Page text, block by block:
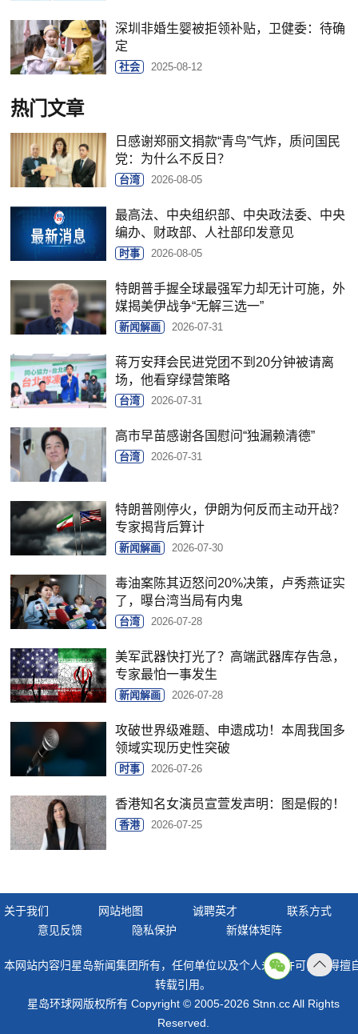
深圳非婚生婴被拒领补贴，卫健委：待确
定
社会 2025-08-12
热门文章
日感谢郑丽文捐款“青鸟”气炸，质问国民
党：为什么不反日？
台湾 2026-08-05
最高法、中央组织部、中央政法委、中央
编办、财政部、人社部印发意见
时事 2026-08-05
特朗普手握全球最强军力却无计可施，外
媒揭美伊战争“无解三选一”
新闻解画 2026-07-31
蒋万安拜会民进党团不到20分钟被请离
场，他看穿绿营策略
台湾 2026-07-31
高市早苗感谢各国慰问“独漏赖清德”
台湾 2026-07-31
特朗普刚停火，伊朗为何反而主动开战？
专家揭背后算计
新闻解画 2026-07-30
毒油案陈其迈怒问20%决策，卢秀燕证实
了，曝台湾当局有内鬼
台湾 2026-07-28
美军武器快打光了？高端武器库存告急，
专家最怕一事发生
新闻解画 2026-07-28
攻破世界级难题、申遗成功！本周我国多
领域实现历史性突破
时事 2026-07-26
香港知名女演员宣萱发声明：图是假的！
香港 2026-07-25
关于我们 网站地图 诚聘英才
联系方式
意见反馈
隐私保护 新媒体矩阵
本网站内容归星岛新闻集团所有，任何单位以及个人未经许可，不得擅
转载引用。
星岛环球网版权所有 Copyright © 2005-2026 Stnn.cc All Rights
Reserved.
顶部